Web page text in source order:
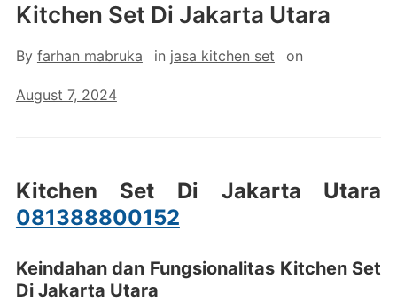
Kitchen Set Di Jakarta Utara
By farhan mabruka in jasa kitchen set on
August 7, 2024
Kitchen Set Di Jakarta Utara
081388800152
Keindahan dan Fungsionalitas Kitchen Set
Di Jakarta Utara